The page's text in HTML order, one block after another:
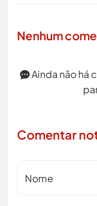
Nenhum
Ainda não há
Comentar
Nome